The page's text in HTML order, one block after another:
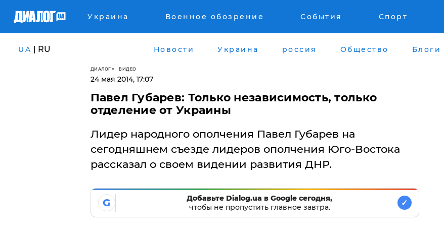
Украина Военное обозрение События Спорт
UA | RU Новости Украина россия Общество Блоги
ДИАЛОГ ВИДЕО
24 мая 2014, 17:07
Павел Губарев: Только независимость, только
отделение от Украины
Лидер народного ополчения Павел Губарев на
сегодняшнем съезде лидеров ополчения Юго-Востока
рассказал о своем видении развития ДНР.
G
Добавьте Dialog.ua в Google сегодня,
чтобы не пропустить главное завтра.
✓